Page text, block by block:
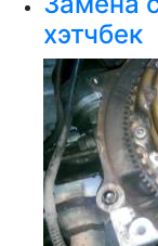
хэтчбек